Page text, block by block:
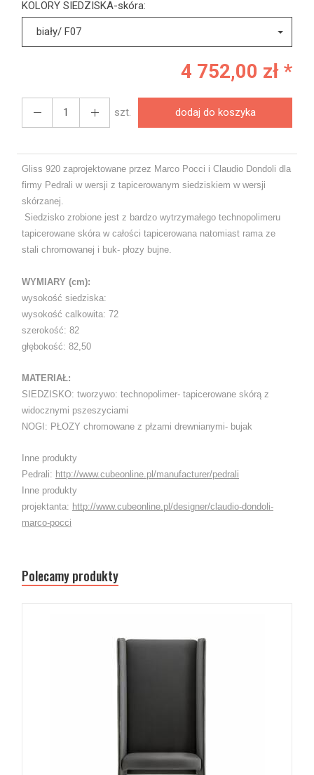
KOLORY SIEDZISKA-skóra:
biały/ F07
4 752,00 zł *
szt. dodaj do koszyka
Gliss 920 zaprojektowane przez Marco Pocci i Claudio Dondoli dla
firmy Pedrali w wersji z tapicerowanym siedziskiem w wersji
skórzanej.
Siedzisko zrobione jest z bardzo wytrzymałego technopolimeru
tapicerowane skóra w całości tapicerowana natomiast rama ze
stali chromowanej i buk- płozy bujne.
WYMIARY (cm):
wysokość siedziska:
wysokość calkowita: 72
szerokość: 82
głębokość: 82,50
MATERIAŁ:
SIEDZISKO: tworzywo: technopolimer- tapicerowane skórą z
widocznymi pszeszyciami
NOGI: PŁOZY chromowane z płzami drewnianymi- bujak
Inne produkty
Pedrali: http://www.cubeonline.pl/manufacturer/pedrali
Inne produkty
projektanta: http://www.cubeonline.pl/designer/claudio-dondoli-
marco-pocci
Polecamy produkty